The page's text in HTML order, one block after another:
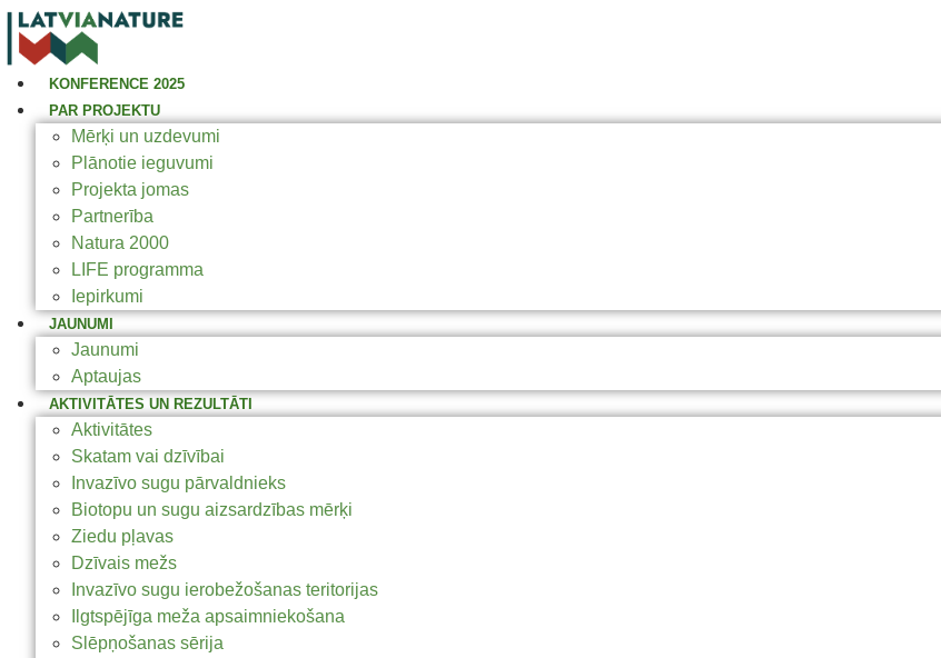
KONFERENCE 2025
PAR PROJEKTU
Mērķi un uzdevumi
Plānotie ieguvumi
Projekta jomas
Partnerība
Natura 2000
LIFE programma
Iepirkumi
JAUNUMI
Jaunumi
Aptaujas
AKTIVITĀTES UN REZULTĀTI
Aktivitātes
Skatam vai dzīvībai
Invazīvo sugu pārvaldnieks
Biotopu un sugu aizsardzības mērķi
Ziedu pļavas
Dzīvais mežs
Invazīvo sugu ierobežošanas teritorijas
Ilgtspējīga meža apsaimniekošana
Slēpņošanas sērija